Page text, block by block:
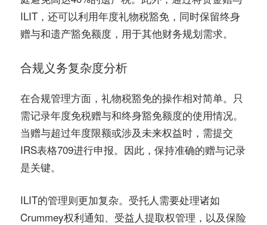
ILIT，还可以利用年度礼物税豁免，同时保留终身
赠与和遗产豁免额度，用于其他财务规划需求。
合规义务复杂度分析
在合规管理方面，礼物税豁免的操作相对简单。只
需记录年度免税赠与和终身豁免额度的使用情况。
当赠与超过年度限额或涉及未来权益时，需提交
IRS表格709进行申报。因此，保持准确的赠与记录
是关键。
ILIT的管理则更加复杂。受托人需要处理诸如
Crummey权利通知、受益人提取权管理，以及保险